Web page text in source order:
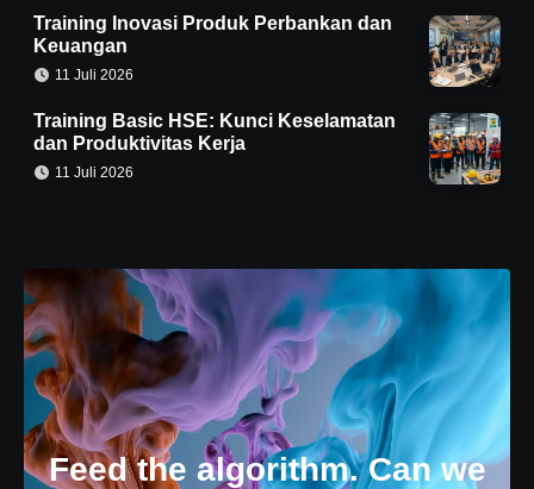
Training Inovasi Produk Perbankan dan
Keuangan
11 Juli 2026
Training Basic HSE: Kunci Keselamatan
dan Produktivitas Kerja
11 Juli 2026
Feed the algorithm. Can we